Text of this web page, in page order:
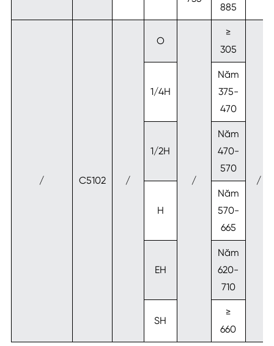
885
/ C5102 /
O
/
≥
305
/
1/4H
Năm
375-
470
1/2H
Năm
470-
570
H
Năm
570-
665
EH
Năm
620-
710
SH
≥
660